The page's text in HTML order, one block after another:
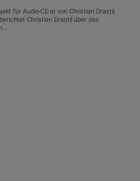
für Audio-CD.at von Christian Drastil
Christian Drastil über das